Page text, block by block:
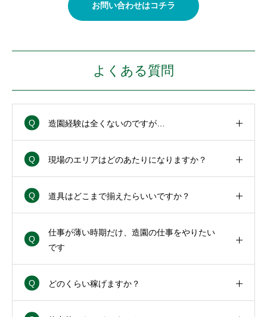
お問い合わせはコチラ
よくある質問
造園経験は全くないのですが…
現場のエリアはどのあたりになりますか？
道具はどこまで揃えたらいいですか？
仕事が薄い時期だけ、造園の仕事をやりたい
です
どのくらい稼げますか？